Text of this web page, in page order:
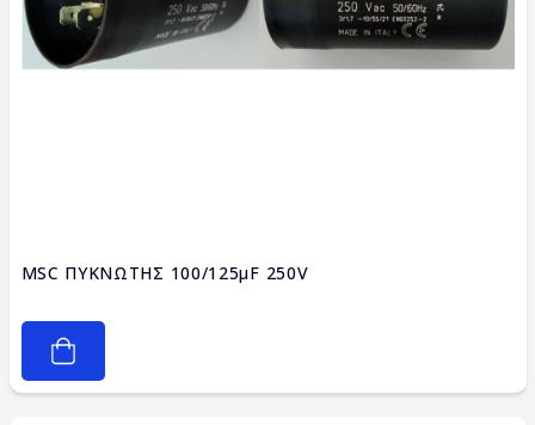
MSC ΠΥΚΝΩΤΗΣ 100/125μF 250V